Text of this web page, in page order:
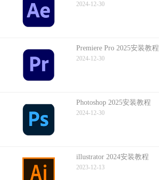
2024-12-30
Premiere Pro 2025安装教程
2024-12-30
Photoshop 2025安装教程
2024-12-30
illustrator 2024安装教程
2023-12-13